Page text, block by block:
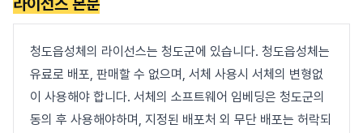
라이선스 본문
청도읍성체의 라이선스는 청도군에 있습니다. 청도읍성체는
유료로 배포, 판매할 수 없으며, 서체 사용시 서체의 변형없
이 사용해야 합니다. 서체의 소프트웨어 임베딩은 청도군의
동의 후 사용해야하며, 지정된 배포처 외 무단 배포는 허락되